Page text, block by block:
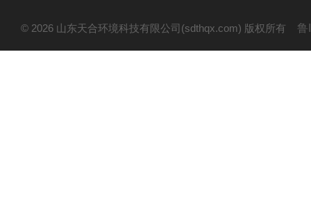
© 2026 山东天合环境科技有限公司(sdthqx.com) 版权所有 鲁